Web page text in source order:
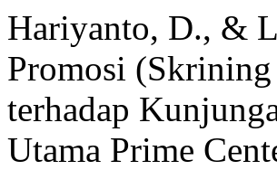
Hariyanto, D., &
Promosi
terhadap
Utama Prime